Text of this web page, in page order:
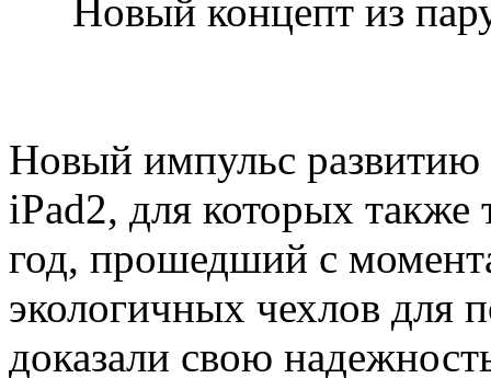
Новый концепт из
Новый импульс
iPad2, для которых также
год, прошедший с
экологичных чехлов для
доказали свою